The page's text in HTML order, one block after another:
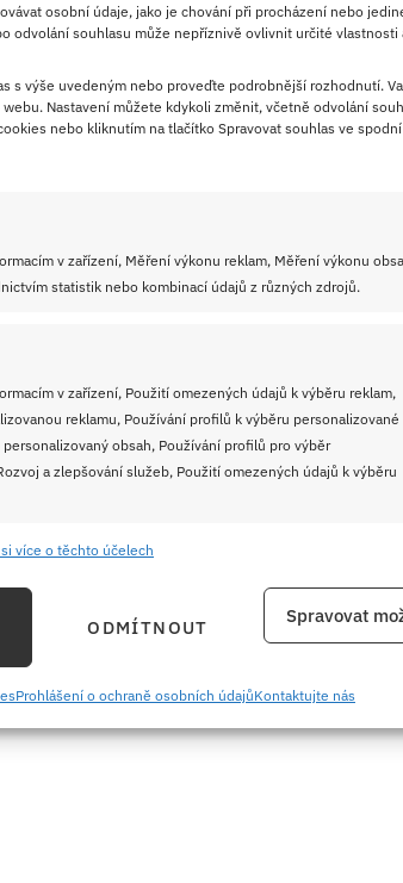
osobní údaje, jako je chování při procházení nebo
odvolání souhlasu může nepříznivě ovlivnit určité vlastnosti
s výše uvedeným nebo proveďte podrobnější rozhodnutí.
Nastavení můžete kdykoli změnit, včetně odvolání
nebo kliknutím na tlačítko Spravovat souhlas ve
v zařízení, Měření výkonu reklam, Měření výkonu
statistik nebo kombinací údajů z různých zdrojů.
v zařízení, Použití omezených údajů k výběru reklam,
reklamu, Používání profilů k výběru personalizované
obsah, Používání profilů pro výběr
a zlepšování služeb, Použití omezených údajů k výběru
automaticky přenášených informací.
o zeměpisné poloze, Identifikace zařízení na
informací.
a zobrazování reklamy a obsahu,
více o těchto účelech
ODMÍTNOUT
Spravovat
Prohlášení o ochraně osobních údajůKontaktujte nás